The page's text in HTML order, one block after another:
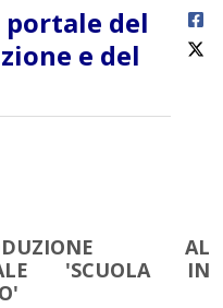
portale del
e del
AL
'SCUOLA IN